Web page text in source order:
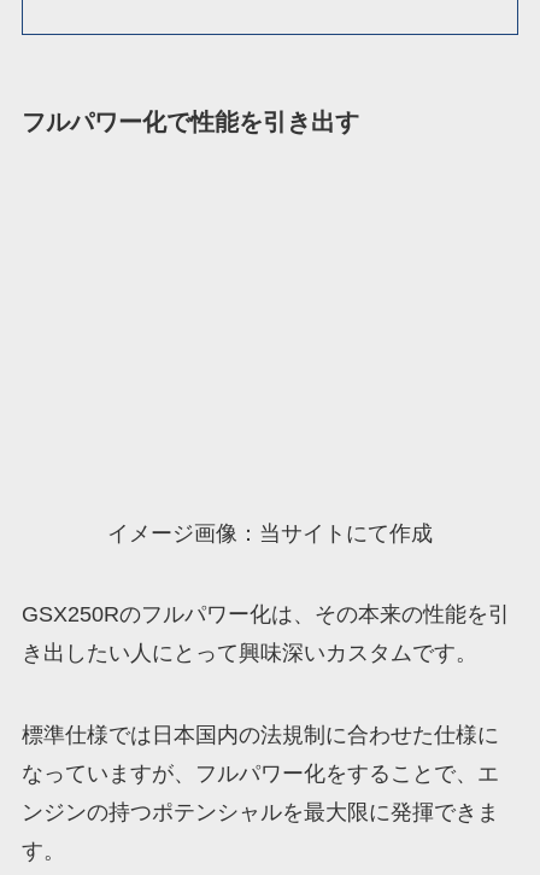
フルパワー化で性能を引き出す
イメージ画像：当サイトにて作成
GSX250Rのフルパワー化は、その本来の性能を引
き出したい人にとって興味深いカスタムです。
標準仕様では日本国内の法規制に合わせた仕様に
なっていますが、フルパワー化をすることで、エ
ンジンの持つポテンシャルを最大限に発揮できま
す。